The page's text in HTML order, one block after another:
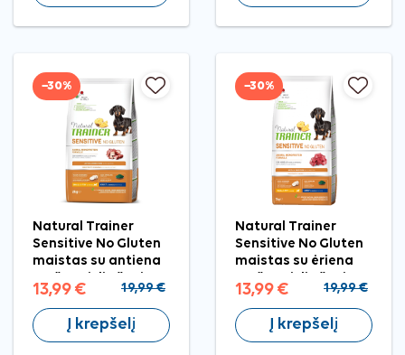
−30%
Natural Trainer
Sensitive No Gluten
maistas su antiena
2 kg
13,99 € 19,99 €
Į krepšelį
−30%
Natural Trainer
Sensitive No Gluten
maistas su ėriena
2 kg
13,99 € 19,99 €
Į krepšelį